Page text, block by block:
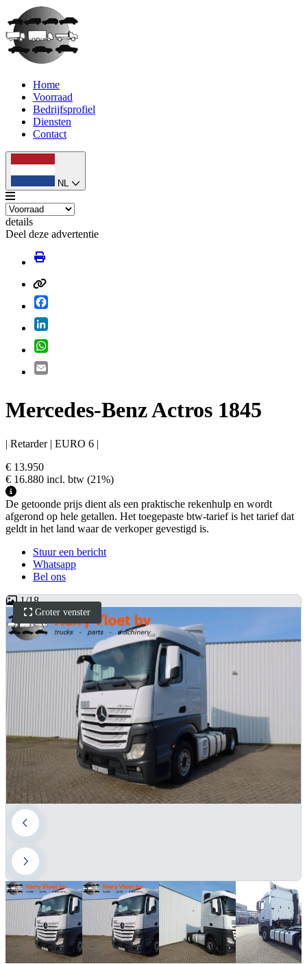
Home
Voorraad
Bedrijfsprofiel
Diensten
Contact
NL
details
Deel deze advertentie
Mercedes-Benz Actros 1845
| Retarder | EURO 6 |
€ 13.950
€ 16.880 incl. btw (21%)
De getoonde prijs dient als een praktische rekenhulp en wordt
afgerond op hele getallen. Het toegepaste btw-tarief is het tarief dat
geldt in het land waar de verkoper gevestigd is.
Stuur een bericht
Whatsapp
Bel ons
Groter venster
1/18